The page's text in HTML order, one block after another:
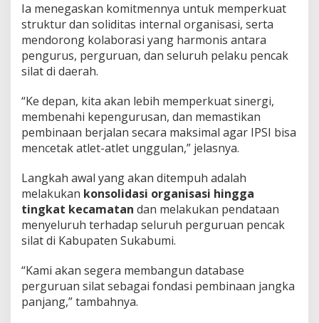
t
a
k
A
t
t
B
e
r
p
e
s
t
a
s
i
Ia menegaskan komitmennya untuk memperkuat
struktur dan soliditas internal organisasi, serta
mendorong kolaborasi yang harmonis antara
pengurus, perguruan, dan seluruh pelaku pencak
silat di daerah.
“Ke depan, kita akan lebih memperkuat sinergi,
membenahi kepengurusan, dan memastikan
pembinaan berjalan secara maksimal agar IPSI bisa
mencetak atlet-atlet unggulan,” jelasnya.
Langkah awal yang akan ditempuh adalah
melakukan konsolidasi organisasi hingga
tingkat kecamatan dan melakukan pendataan
menyeluruh terhadap seluruh perguruan pencak
silat di Kabupaten Sukabumi.
“Kami akan segera membangun database
perguruan silat sebagai fondasi pembinaan jangka
panjang,” tambahnya.